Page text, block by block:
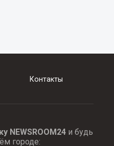
Контакты
NEWSROOM24и будь
городе: